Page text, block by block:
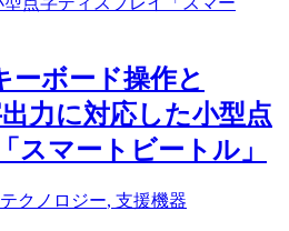
ーボード操作と
力に対応した小型点
スマートビートル」
クノロジー, 支援機器